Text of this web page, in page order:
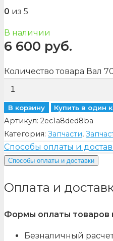
0 из 5
В наличии
6 600 руб.
Количество товара Вал
В корзину Купить в один
Артикул: 2ec1a8ded8ba
Категория: Запчасти,
Способы оплаты и
Способы оплаты и доставки
Оплата и
Формы оплаты товаров
Безналичный